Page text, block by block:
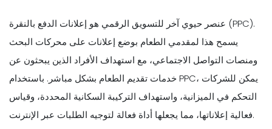
عنصر حيوي آخر للتسويق الرقمي هو إعلانات الدفع بالنقرة (PPC).
يسمح هذا لمقدمي الطعام بوضع إعلانات على محركات البحث
ومنصات التواصل الاجتماعي، مع استهداف الأفراد الذين يبحثون عن
خدمات تقديم الطعام بشكل مباشر. باستخدام PPC، يمكن للشركات
التحكم في الميزانية، واستهداف التركيبة السكانية المحددة، وقياس
فعالية إعلاناتها، مما يجعلها أداة فعالة لتوجيه الطلبات عبر الإنترنت.